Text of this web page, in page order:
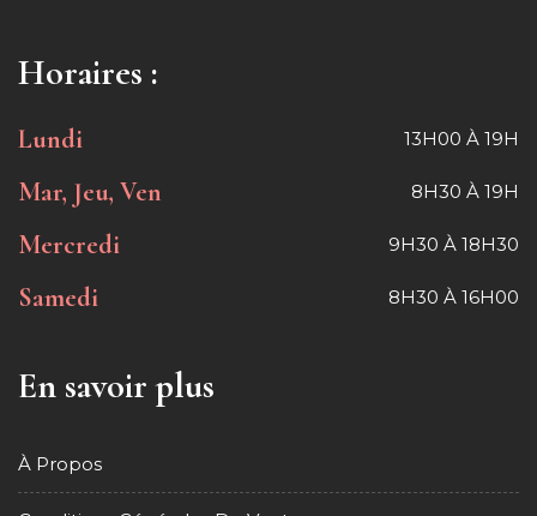
Horaires :
Lundi 13H00 À 19H
Mar, Jeu, Ven 8H30 À 19H
Mercredi 9H30 À 18H30
Samedi 8H30 À 16H00
En savoir plus
À Propos